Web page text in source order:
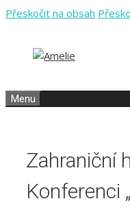
Přeskočit na obsah
Menu
Zahraniční
Konferenci